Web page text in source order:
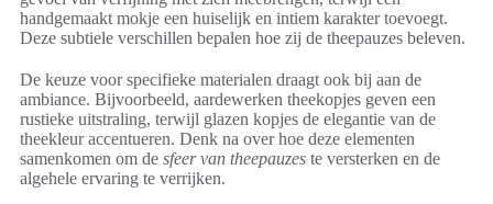
handgemaakt mokje een huiselijk en intiem karakter toevoegt.
Deze subtiele verschillen bepalen hoe zij de theepauzes beleven.
De keuze voor specifieke materialen draagt ook bij aan de
ambiance. Bijvoorbeeld, aardewerken theekopjes geven een
rustieke uitstraling, terwijl glazen kopjes de elegantie van de
theekleur accentueren. Denk na over hoe deze elementen
samenkomen om de sfeer van theepauzes te versterken en de
algehele ervaring te verrijken.